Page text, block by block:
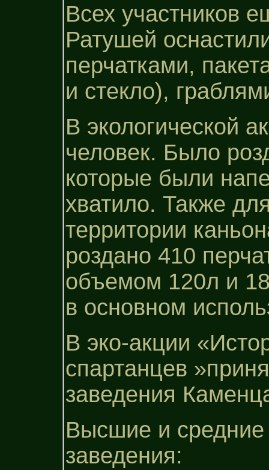
Всех участников
Ратушей
перчатками,
и стекло),
В экологической
человек. Было
которые были
хватило. Также
территории
роздано 410
объемом 120л и
в основном
В эко-акции
спартанцев
заведения
Высшие и
заведения: